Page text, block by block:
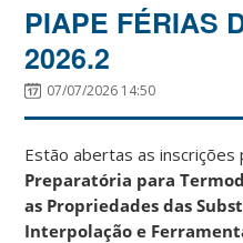
PIAPE FÉRIAS
2026.2
07/07/2026 14:50
Estão abertas as inscrições
Preparatória para
as Propriedades das
Interpolação e